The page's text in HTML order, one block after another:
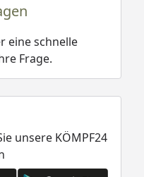
eine schnelle
Frage.
unsere KÖMPF24